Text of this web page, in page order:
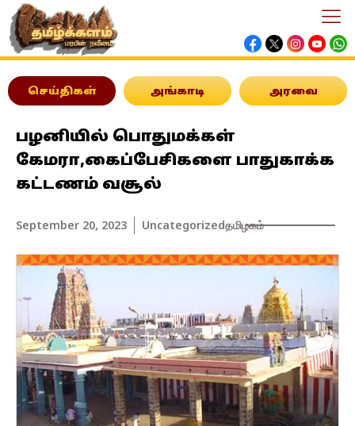
செய்திகள் அங்காடி அரவை
பழனியில் பொதுமக்கள்
கேமரா,கைப்பேசிகளை பாதுகாக்க
கட்டணம் வசூல்
September 20, 2023 Uncategorizedதமிழகம்